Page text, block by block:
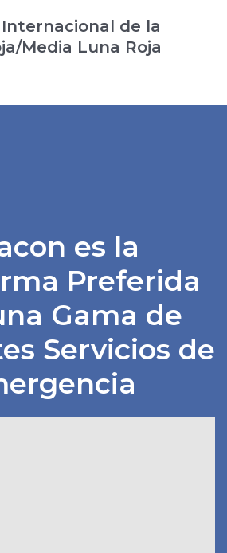
de la
Media Luna Roja
es la
Preferida
Gama de
Servicios de